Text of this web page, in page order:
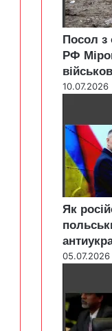
Посол з
РФ
10.07.2026
Як
05.07.2026